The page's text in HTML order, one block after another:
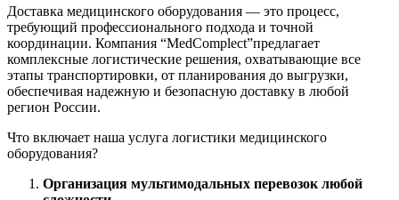
Доставка медицинского оборудования — это процесс,
требующий профессионального подхода и точной
координации. Компания “MedComplect”предлагает
комплексные логистические решения, охватывающие все
этапы транспортировки, от планирования до выгрузки,
обеспечивая надежную и безопасную доставку в любой
регион России.
Что включает наша услуга логистики медицинского
оборудования?
Организация мультимодальных перевозок любой